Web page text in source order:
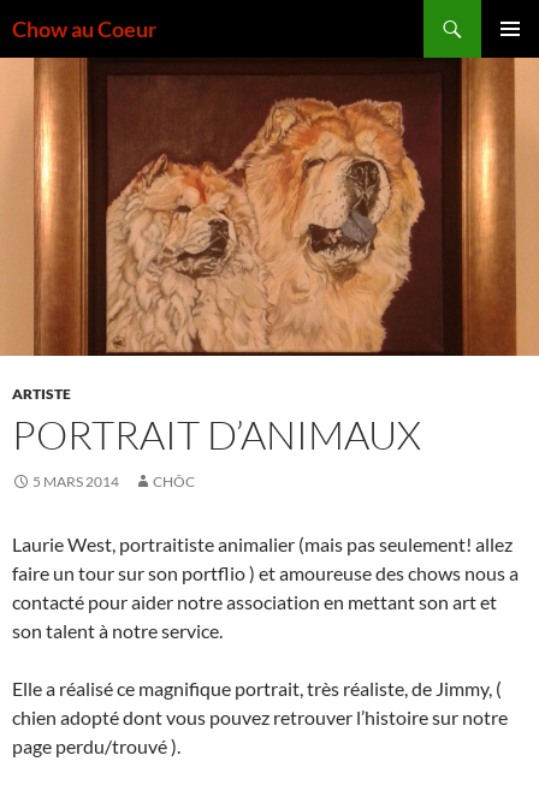
au
contenu
Chow au Coeur
ARTISTE
PORTRAIT D’ANIMAUX
5 MARS 2014 CHÔC
Laurie West, portraitiste animalier (mais pas seulement! allez
faire un tour sur son portflio ) et amoureuse des chows nous a
contacté pour aider notre association en mettant son art et
son talent à notre service.
Elle a réalisé ce magnifique portrait, très réaliste, de Jimmy, (
chien adopté dont vous pouvez retrouver l’histoire sur notre
page perdu/trouvé ).